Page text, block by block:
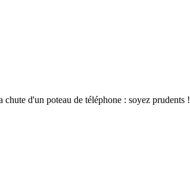
d'un poteau de téléphone : soyez prudents !